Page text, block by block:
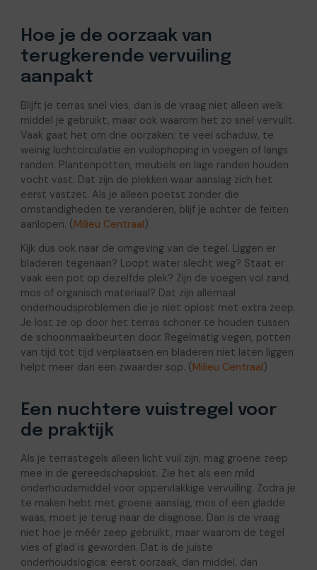
Hoe je de oorzaak van
terugkerende vervuiling
aanpakt
Blijft je terras snel vies, dan is de vraag niet alleen welk
middel je gebruikt, maar ook waarom het zo snel vervuilt.
Vaak gaat het om drie oorzaken: te veel schaduw, te
weinig luchtcirculatie en vuilophoping in voegen of langs
randen. Plantenpotten, meubels en lage randen houden
vocht vast. Dat zijn de plekken waar aanslag zich het
eerst vastzet. Als je alleen poetst zonder die
omstandigheden te veranderen, blijf je achter de feiten
aanlopen. (Milieu Centraal)
Kijk dus ook naar de omgeving van de tegel. Liggen er
bladeren tegenaan? Loopt water slecht weg? Staat er
vaak een pot op dezelfde plek? Zijn de voegen vol zand,
mos of organisch materiaal? Dat zijn allemaal
onderhoudsproblemen die je niet oplost met extra zeep.
Je lost ze op door het terras schoner te houden tussen
de schoonmaakbeurten door. Regelmatig vegen, potten
van tijd tot tijd verplaatsen en bladeren niet laten liggen
helpt meer dan een zwaarder sop. (Milieu Centraal)
Een nuchtere vuistregel voor
de praktijk
Als je terrastegels alleen licht vuil zijn, mag groene zeep
mee in de gereedschapskist. Zie het als een mild
onderhoudsmiddel voor oppervlakkige vervuiling. Zodra je
te maken hebt met groene aanslag, mos of een gladde
waas, moet je terug naar de diagnose. Dan is de vraag
niet hoe je méér zeep gebruikt, maar waarom de tegel
vies of glad is geworden. Dat is de juiste
onderhoudslogica: eerst oorzaak, dan middel, dan